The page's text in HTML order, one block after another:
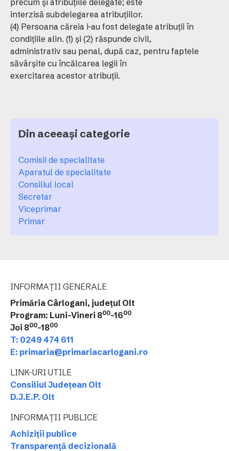
precum şi atribuţiile delegate; este
interzisă subdelegarea atribuţiilor.
(4) Persoana căreia i-au fost delegate atribuţii în
condiţiile alin. (1) şi (2) răspunde civil,
administrativ sau penal, după caz, pentru faptele
săvârşite cu încălcarea legii în
exercitarea acestor atribuţii.
Din aceeași categorie
Comisii de specialitate
Aparatul de specialitate
Consiliul local
Secretar
Viceprimar
Primar
INFORMAȚII GENERALE
Primăria Cârlogani, județul Olt
Program: Luni-Vineri 800-1600
Joi 800-1800
T: 0249 474 611
E: primaria@primariacarlogani.ro
LINK-URI UTILE
Consiliul Județean Olt
D.J.E.P. Olt
INFORMAȚII PUBLICE
Achiziții publice
Transparență decizională